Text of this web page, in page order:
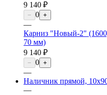
9 140 ₽
− 0 +
—
Карниз "Новый-2"
70 мм)
9 140 ₽
− 0 +
—
Наличник прямой,
—